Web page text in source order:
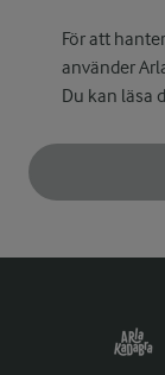
För att
använder
Du kan läsa